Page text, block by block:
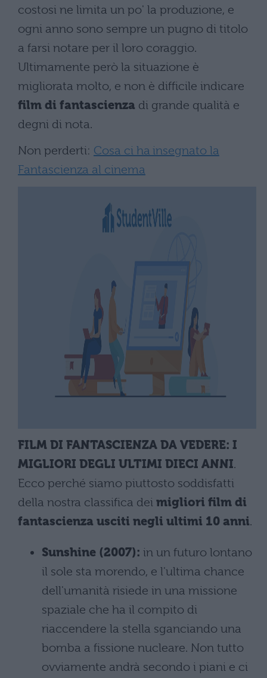
costosi ne limita un po' la produzione, e
ogni anno sono sempre un pugno di titolo
a farsi notare per il loro coraggio.
Ultimamente però la situazione è
migliorata molto, e non è difficile indicare
film di fantascienza di grande qualità e
degni di nota.
Non perderti: Cosa ci ha insegnato la
Fantascienza al cinema
FILM DI FANTASCIENZA DA VEDERE: I
MIGLIORI DEGLI ULTIMI DIECI ANNI.
Ecco perché siamo piuttosto soddisfatti
della nostra classifica dei migliori film di
fantascienza usciti negli ultimi 10 anni.
Sunshine (2007): in un futuro lontano
il sole sta morendo, e l'ultima chance
dell'umanità risiede in una missione
spaziale che ha il compito di
riaccendere la stella sganciando una
bomba a fissione nucleare. Non tutto
ovviamente andrà secondo i piani e ci